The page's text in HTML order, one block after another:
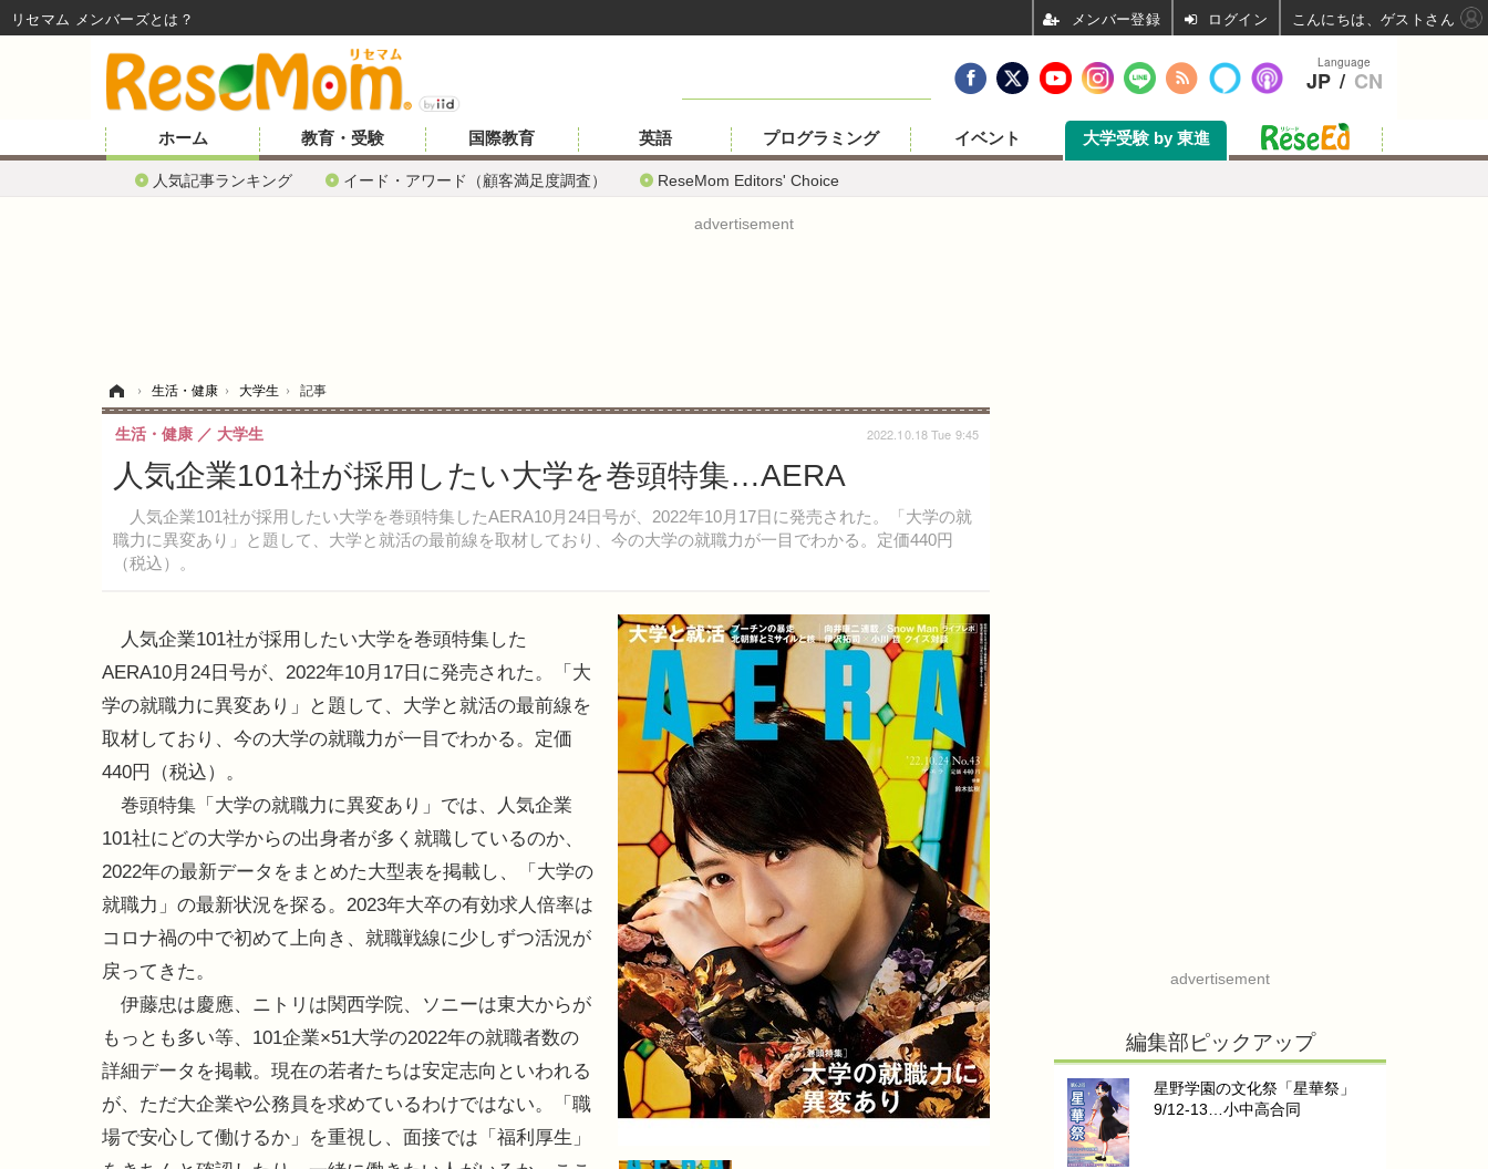
ホーム
人気記事ランキング イード・アワード（顧客満足度調査） ReseMom Editors' Choice
教育・受験 国際教育 英語 プログラミング イベント 大学受験 by 東進
advertisement
› 生活・健康 › 大学生 › 記事
人気企業101社が採用したい大学を巻頭特集…AERA
人気企業101社が採用したい大学を巻頭特集したAERA10月24日号が、2022年10月17日に発売された。「大学の就
職力に異変あり」と題して、大学と就活の最前線を取材しており、今の大学の就職力が一目でわかる。定価440円
（税込）。
生活・健康 大学生 2022.10.18 Tue 9:45
人気企業101社が採用したい大学を巻頭特集した
AERA10月24日号が、2022年10月17日に発売された。「大
学の就職力に異変あり」と題して、大学と就活の最前線を
取材しており、今の大学の就職力が一目でわかる。定価
440円（税込）。
巻頭特集「大学の就職力に異変あり」では、人気企業
101社にどの大学からの出身者が多く就職しているのか、
2022年の最新データをまとめた大型表を掲載し、「大学の
就職力」の最新状況を探る。2023年大卒の有効求人倍率は
コロナ禍の中で初めて上向き、就職戦線に少しずつ活況が
戻ってきた。
伊藤忠は慶應、ニトリは関西学院、ソニーは東大からが
もっとも多い等、101企業×51大学の2022年の就職者数の
詳細データを掲載。現在の若者たちは安定志向といわれる
が、ただ大企業や公務員を求めているわけではない。「職
場で安心して働けるか」を重視し、面接では「福利厚生」
advertisement
編集部ピックアップ
星野学園の文化祭「星華祭」
9/12-13…小中高合同
Language
JP / CN
リセマム メンバーズ ログイン こんにちは、ゲストさん